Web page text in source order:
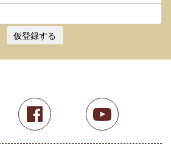
仮登録する